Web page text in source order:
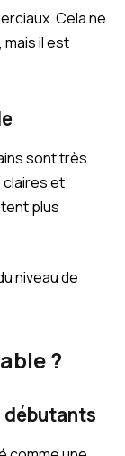
Cela ne
il est
sont très
claires et
plus
niveau de
?
débutants